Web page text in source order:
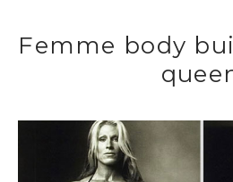
Femme body